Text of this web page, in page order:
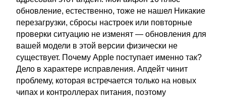
обновление, естественно, тоже не нашел Никакие
перезагрузки, сбросы настроек или повторные
проверки ситуацию не изменят — обновления для
вашей модели в этой версии физически не
существует. Почему Apple поступает именно так?
Дело в характере исправления. Апдейт чинит
проблему, которая встречается только на новых
чипах и контроллерах питания, поэтому